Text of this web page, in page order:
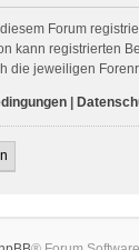
Forum
kann registrierten
die jeweiligen